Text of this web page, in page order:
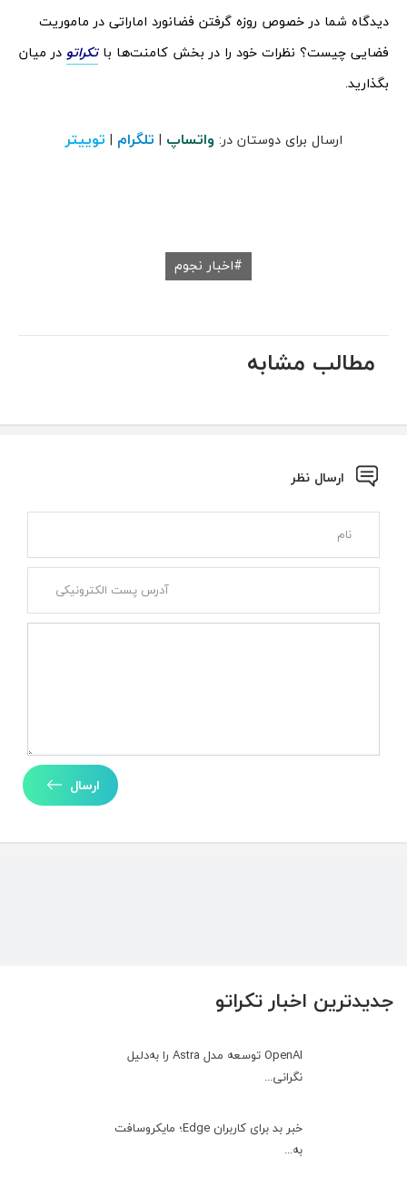
جدیدترین اخبار تکراتو
OpenAI توسعه مدل Astra را به‌دلیل
نگرانی...
خبر بد برای کاربران Edge؛ مایکروسافت
به‌...
دیدگاه شما در خصوص روزه گرفتن فضانورد اماراتی در ماموریت
فضایی چیست؟ نظرات خود را در بخش کامنت‌ها باتکراتو در میان
بگذارید.
ارسال برای دوستان در: واتساپ | تلگرام | توییتر
اخبار نجوم
مطالب مشابه
ارسال نظر
ارسال